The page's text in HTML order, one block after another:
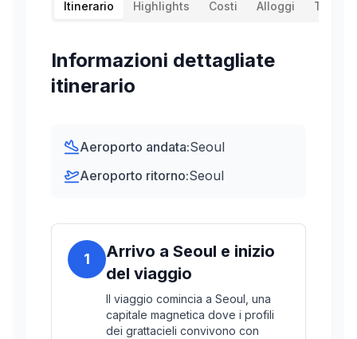
Itinerario Highlights Costi Alloggi
Informazioni dettagliate
itinerario
Aeroporto andata:Seoul
Aeroporto ritorno:Seoul
1
Arrivo a Seoul e inizio
del viaggio
Il viaggio comincia a Seoul, una
capitale magnetica dove i profili
dei grattacieli convivono con